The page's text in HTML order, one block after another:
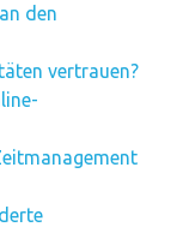
den
vertrauen?